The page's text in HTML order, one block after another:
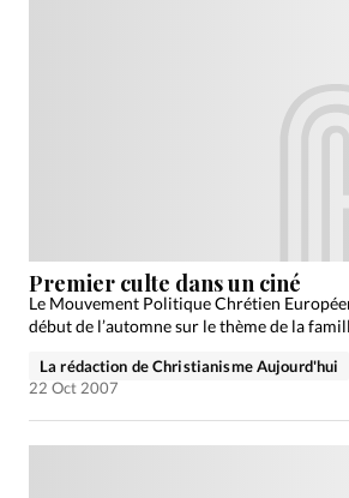
Premier culte dans un ciné
Le Mouvement Politique Chrétien
début de l’automne sur le thème de la
La rédaction de Christianisme Aujourd'hui
22 Oct 2007